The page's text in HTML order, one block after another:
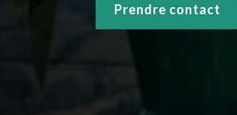
Prendre contact